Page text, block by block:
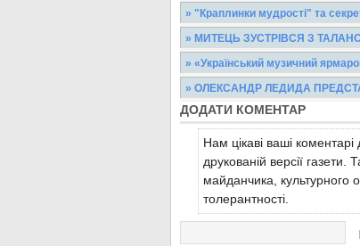
» "Краплинки мудрості" та
НА КОЖЕН ДЕНЬ. Не вимагай
родини (для дому). Одне –
Читати більше...
» МИТЕЦЬ ЗУСТРІВСЯ З
Цього вівторка виставковий
поглядами. Учні
Читати більше...
» «Український музичний
10 вересня розпочалася
спеціалізовану виставку
Читати більше...
» ОЛЕКСАНДР ЛЕДИДА
11 вересня з робочим
адміністрації Олександр
Читати більше...
ДОДАТИ КОМЕНТАР
Нам цікаві ваші
друкованій версії
майданчика, культурного
толерантності.